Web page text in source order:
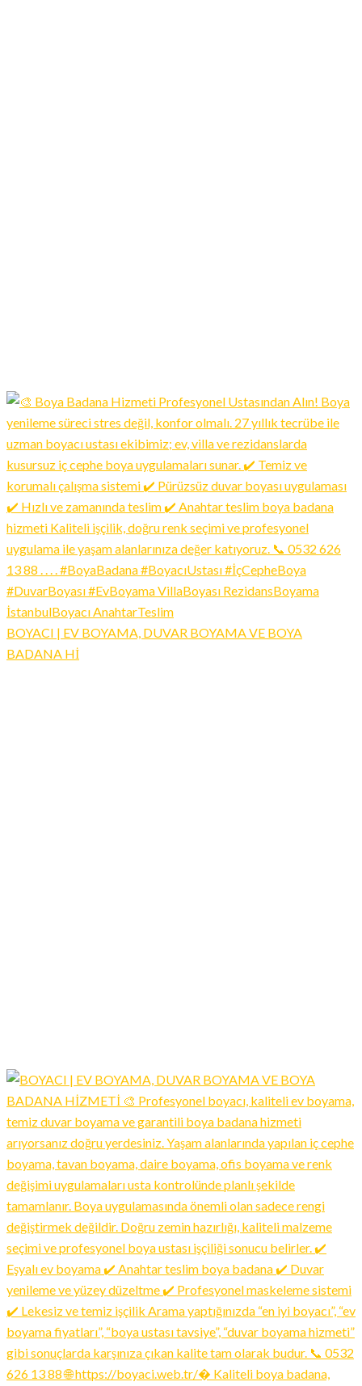
BOYACI | EV BOYAMA, DUVAR BOYAMA VE BOYA
BADANA Hİ